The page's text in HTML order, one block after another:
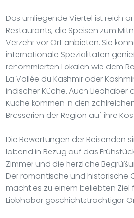
Das umliegende Viertel ist reich
Restaurants, die Speisen zum
Verzehr vor Ort anbieten. Sie
internationale Spezialitäten
renommierten Lokalen wie dem
La Vallée du Kashmir oder
indischer Küche. Auch Liebhaber
Küche kommen in den
Brasserien der Region auf ihre
Die Bewertungen der Reisenden
lobend in Bezug auf das
Zimmer und die herzliche
Der romantische und historische
macht es zu einem beliebten Ziel
Liebhaber geschichtsträchtiger